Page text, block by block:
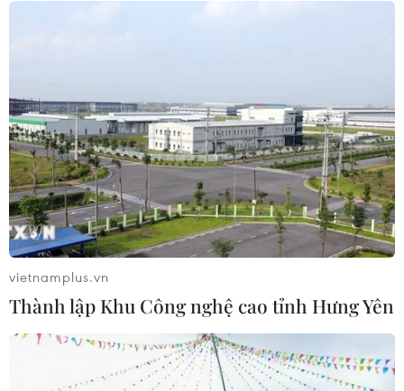
vietnamplus.vn
Thành lập Khu Công nghệ cao tỉnh Hưng Yên